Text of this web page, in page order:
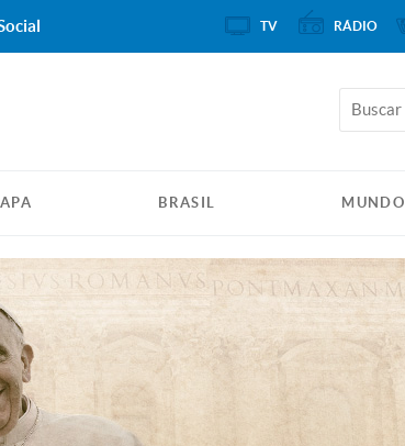
BRASIL MUNDO
TV RÁDIO